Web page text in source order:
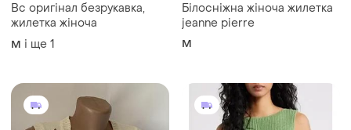
Bc оригінал безрукавка,
жилетка жіноча
M і ще 1
Білосніжна жіноча жилетка
jeanne pierre
M